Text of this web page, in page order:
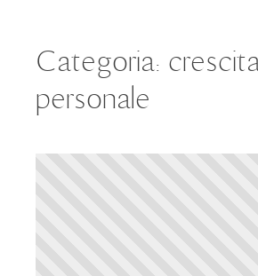
Categoria:
personale